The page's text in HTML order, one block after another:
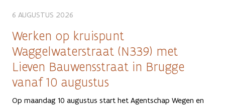
6 AUGUSTUS 2026
Werken op kruispunt
Waggelwaterstraat (N339) met
Lieven Bauwensstraat in Brugge
vanaf 10 augustus
Op maandag 10 augustus start het Agentschap Wegen en